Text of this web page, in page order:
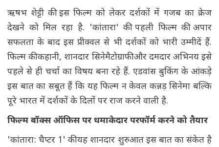
ऋषभ शेट्टी की इस फिल्म को लेकर दर्शकों में गजब का क्रेज
देखने को मिल रहा है. 'कांतारा' की पहली फिल्म की अपार
सफलता के बाद इस प्रीक्वल से भी दर्शकों को भारी उम्मीदें हैं.
फिल्म की कहानी, शानदार सिनेमैटोग्राफी और दमदार अभिनय इसे
पहले से ही चर्चा का विषय बना रहे हैं. एडवांस बुकिंग के आंकड़े
इस बात का सबूत हैं कि यह फिल्म न केवल कन्नड़ सिनेमा बल्कि
पूरे भारत में दर्शकों के दिलों पर राज करने वाली है.
फिल्म बॉक्स ऑफिस पर धमाकेदार परफॉर्म करने को तैयार
'कांतारा: चैप्टर 1' की यह शानदार शुरुआत इस बात का संकेत है